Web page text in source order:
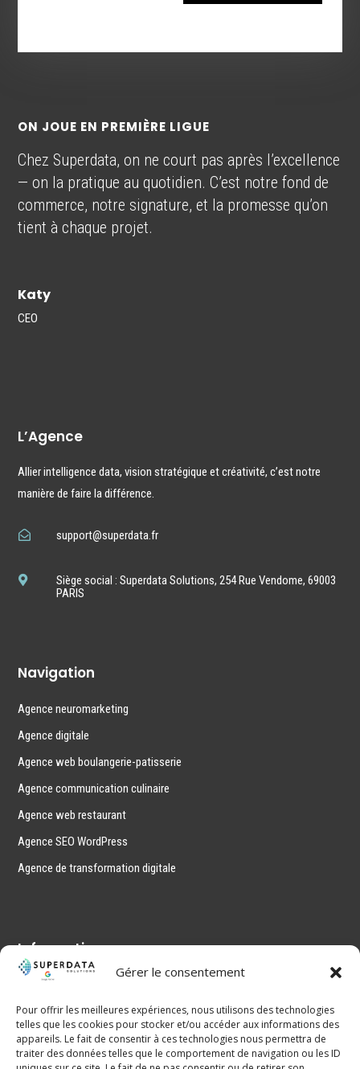
Gérer le consentement
Pour offrir les meilleures expériences, nous utilisons des technologies
telles que les cookies pour stocker et/ou accéder aux informations des
appareils. Le fait de consentir à ces technologies nous permettra de
traiter des données telles que le comportement de navigation ou les ID
ON JOUE EN PREMIÈRE LIGUE
Chez Superdata, on ne court pas après l’excellence
— on la pratique au quotidien. C’est notre fond de
commerce, notre signature, et la promesse qu’on
tient à chaque projet.
Katy
CEO
L’Agence
Allier intelligence data, vision stratégique et créativité, c’est notre
manière de faire la différence.
 support@superdata.fr

Siège social : Superdata Solutions, 254 Rue Vendome, 69003
PARIS
Navigation
Agence neuromarketing
Agence digitale
Agence web boulangerie-patisserie
Agence communication culinaire
Agence web restaurant
Agence SEO WordPress
Agence de transformation digitale
Informations
Mentions légales
Politique de confidentialité
CGV
Sitemap